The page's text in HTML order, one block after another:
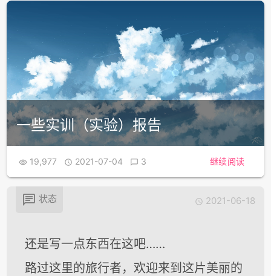
一些实训（实验）报告
 19,977  2021-07-04  3 继续阅读
 状态  2021-06-18
还是写一点东西在这吧……
路过这里的旅行者，欢迎来到这片美丽的